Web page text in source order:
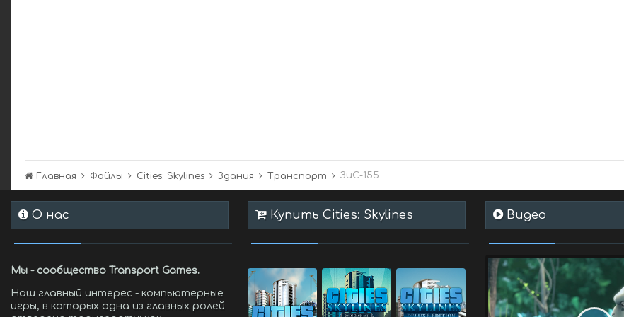
Главная Файлы Cities: Skylines Здания Транспорт ЗиС-155
О нас
Мы - сообщество Transport Games.
Наш главный интерес - компьютерные
игры, в которых одна из главных ролей
Купить Cities: Skylines Видео